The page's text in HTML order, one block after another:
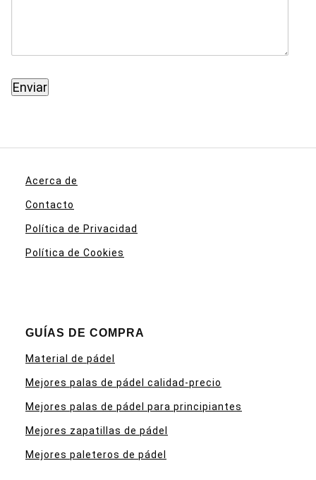
Acerca de
Contacto
Política de Privacidad
Política de Cookies
GUÍAS DE COMPRA
Material de pádel
Mejores palas de pádel calidad-precio
Mejores palas de pádel para principiantes
Mejores zapatillas de pádel
Mejores paleteros de pádel